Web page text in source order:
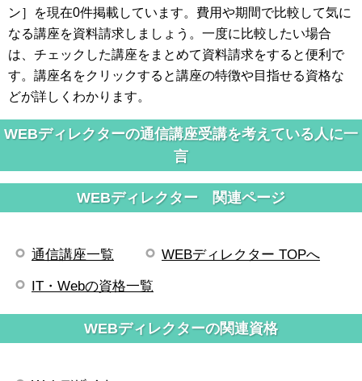
ン］を現在0件掲載しています。費用や期間で比較して気に
なる講座を資料請求しましょう。一度に比較したい場合
は、チェックした講座をまとめて資料請求をすると便利で
す。講座名をクリックすると講座の特徴や目指せる資格な
どが詳しくわかります。
WEBディレクターの通信講座受講を考えている人に一
言
WEBディレクター 関連ページ
通信講座一覧 WEBディレクター TOPへ
IT・Webの資格一覧
WEBディレクターの関連資格